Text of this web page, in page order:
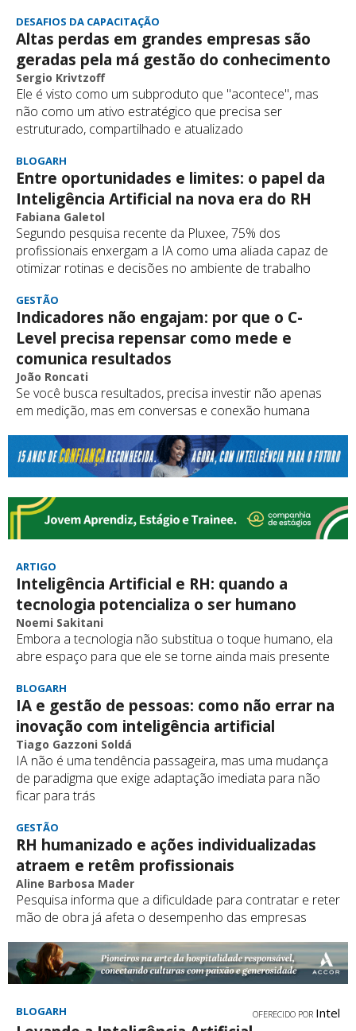
DESAFIOS DA CAPACITAÇÃO
Altas perdas em grandes empresas são
geradas pela má gestão do conhecimento
Sergio Krivtzoff
Ele é visto como um subproduto que "acontece", mas
não como um ativo estratégico que precisa ser
estruturado, compartilhado e atualizado
BLOGARH
Entre oportunidades e limites: o papel da
Inteligência Artificial na nova era do RH
Fabiana Galetol
Segundo pesquisa recente da Pluxee, 75% dos
profissionais enxergam a IA como uma aliada capaz de
otimizar rotinas e decisões no ambiente de trabalho
GESTÃO
Indicadores não engajam: por que o C-
Level precisa repensar como mede e
comunica resultados
João Roncati
Se você busca resultados, precisa investir não apenas
em medição, mas em conversas e conexão humana
ARTIGO
Inteligência Artificial e RH: quando a
tecnologia potencializa o ser humano
Noemi Sakitani
Embora a tecnologia não substitua o toque humano, ela
abre espaço para que ele se torne ainda mais presente
BLOGARH
IA e gestão de pessoas: como não errar na
inovação com inteligência artificial
Tiago Gazzoni Soldá
IA não é uma tendência passageira, mas uma mudança
de paradigma que exige adaptação imediata para não
ficar para trás
GESTÃO
RH humanizado e ações individualizadas
atraem e retêm profissionais
Aline Barbosa Mader
Pesquisa informa que a dificuldade para contratar e reter
mão de obra já afeta o desempenho das empresas
BLOGARH OFERECIDO POR Intel